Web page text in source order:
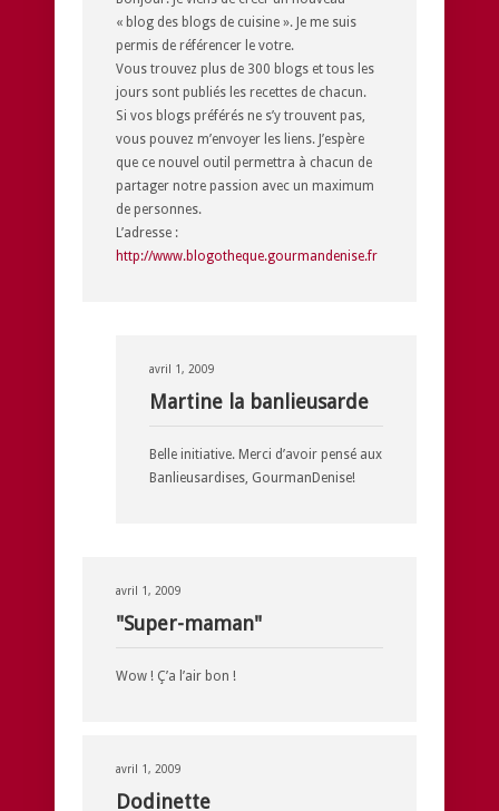
« blog des blogs de cuisine ». Je me suis
permis de référencer le votre.
Vous trouvez plus de 300 blogs et tous les
jours sont publiés les recettes de chacun.
Si vos blogs préférés ne s’y trouvent pas,
vous pouvez m’envoyer les liens. J’espère
que ce nouvel outil permettra à chacun de
partager notre passion avec un maximum
de personnes.
L’adresse :
http://www.blogotheque.gourmandenise.fr
avril 1, 2009
Martine la banlieusarde
Belle initiative. Merci d’avoir pensé aux
Banlieusardises, GourmanDenise!
avril 1, 2009
"Super-maman"
Wow ! Ç’a l’air bon !
avril 1, 2009
Dodinette